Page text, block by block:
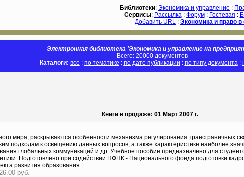
Библиотеки: Экономика и управление :
Сервисы: Рассылка: Форум: Гостевая :
Добавить URL : Экономика и право в
Электронная библиотека 'Экономика и управление на
Всего: 20000 документов
Каталоги: все : по тематике : по дате публикации : по типу документа:
Книги в продаже: 01 Март 2007 г.
мира, раскрываются особенности механизма регулирования трансграничных
подходам к освещению данных вопросов, а также характеристике наиболее
глобальных коммуникаций и др. Учебное пособие предназначено для
Подготовлено при содействии НФПК - Национального фонда подготовки
развития образования.
руб.